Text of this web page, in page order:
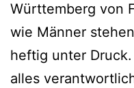
Württemberg von
wie Männer
heftig unter
alles